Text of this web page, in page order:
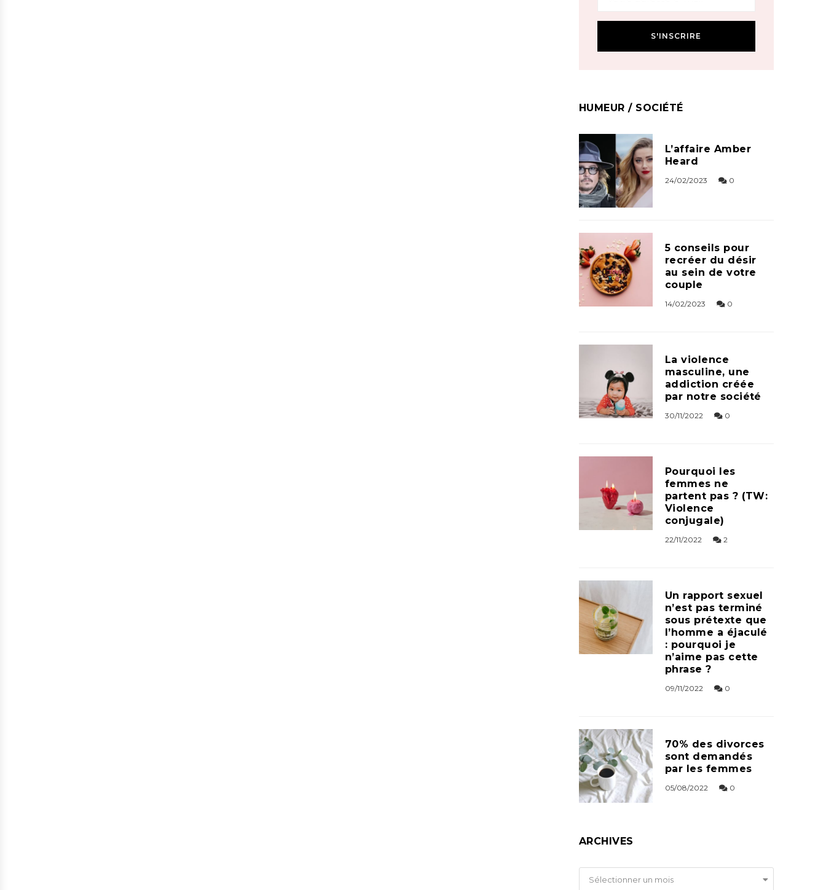
HUMEUR / SOCIÉTÉ
L’affaire Amber
Heard
24/02/2023 0
5 conseils pour
recréer du désir
au sein de votre
couple
14/02/2023 0
La violence
masculine, une
addiction créée
par notre société
30/11/2022 0
Pourquoi les
femmes ne
partent pas ? (TW:
Violence
conjugale)
22/11/2022 2
Un rapport sexuel
n’est pas terminé
sous prétexte que
l’homme a éjaculé
: pourquoi je
n’aime pas cette
phrase ?
09/11/2022 0
70% des divorces
sont demandés
par les femmes
05/08/2022 0
ARCHIVES
Archives
Sélectionner un mois